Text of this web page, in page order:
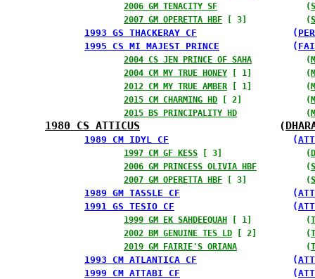
2006 GM TENACITY SF
                  (
2007 GM OPERETTA HBF [ 3]            (
1993 GS THACKERAY CF
                 (
1995 CS MI MAJEST PRINCE
             (
2004 CS JEN PRINCE OF SAHA
           (
2004 CM MY TRUE HONEY [ 1]           (
2012 CM MY TRUE AMBER [ 1]           (
2015 CM CHARMING HD [ 2]             (
2015 BS PRINCIPALITY HD
              (
1980 CS ATTICUS
                      (
1989 CM IDYL CF
                      (
1997 CM GF KESS [ 3]                 (
2006 GM PRINCESS OLIVIA HBF
          (
2007 GM OPERETTA HBF [ 3]            (
1989 GM TASSLE CF
                    (
1991 GS TESIO CF
                     (
1999 GM EK SAHDEEQUAH [ 1]           (
2002 BM GENUINE TES LD [ 2]          (
2019 GM FAIRIE'S ORIANA
              (
1993 CM ATLANTICA CF
                 (
1999 CM ATTABI CF
                    (